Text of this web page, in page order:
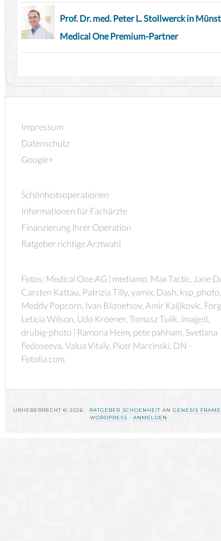
Prof. Dr. med. Peter L. Stollwerck in
Medical One Premium-Partner
Impressum
Datenschutz
Google+
Schönheitsoperationen
Informationen für Fachärzte
Finanzierung Ihrer Operation
Ratgeber richtige Arztwahl
Fotos: Medical One AG | mediamo, Max Tactic, Jane
Carsten Kattau, Patrizia Tilly, yamix, Dash, ksp_photo,
Meddy Popcorn, Ivan Bliznetsov, Amir Kaljikovic,
Leticia Wilson, Udo Kroener, Tomasz Tulik, imageit,
drubig-photo | Ramona Heim, pete pahham, Svetlana
Fedoseeva, Valua Vitaly, Piotr Marcinski, DN -
Fotolia.com
URHEBERRECHT © 2026 · RATGEBER SCHOENHEIT AN GENESIS
WORDPRESS · ANMELDEN